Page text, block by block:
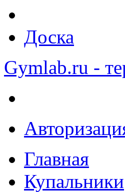
Доска
Gymlab.ru -
Главная
Купальники